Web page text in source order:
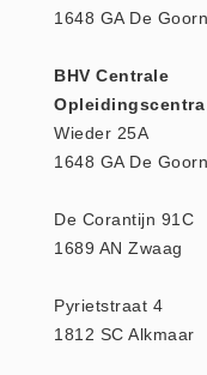
Teken - Beten sets (5)
Eerste Hulp Paneel
Eerste Hulp Paneel
Evacuatie
Noodkoffer (0)
Noodverlichting (1)
Stoelen (5)
Zaklampen (9)
1648 GA De Goorn
BHV Centrale
Opleidingscentra
Wieder 25A
1648 GA De Goorn
De Corantijn 91C
1689 AN Zwaag
Pyrietstraat 4
1812 SC Alkmaar